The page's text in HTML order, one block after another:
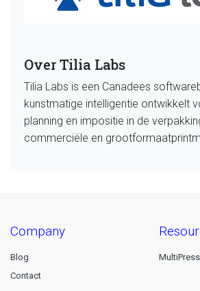
Over Tilia Labs
Tilia Labs is een Canadees
kunstmatige intelligentie ontwikkelt
planning en impositie in de
commerciële en
company
Blog
Contact